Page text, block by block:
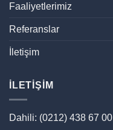
Faaliyetlerimiz
Referanslar
İletişim
İLETIŞIM
Dahili: (0212) 438 67 00